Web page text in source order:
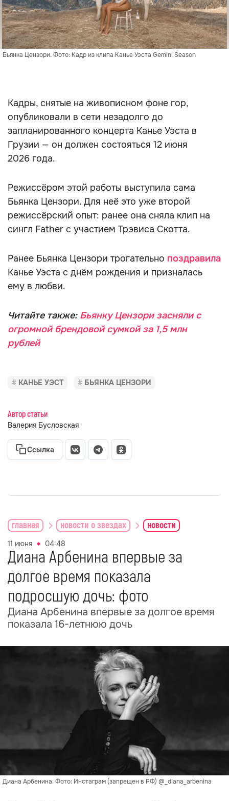
Бьянка Цензори. Фото: Кадр из клипа Канье Уэста Gemini Season
Кадры, снятые на живописном фоне гор,
опубликовали в сети незадолго до
запланированного концерта Канье Уэста в
Грузии — он должен состояться 12 июня
2026 года.
Режиссёром этой работы выступила сама
Бьянка Цензори. Для неё это уже второй
режиссёрский опыт: ранее она сняла клип на
сингл Father с участием Трэвиса Скотта.
Ранее Бьянка Цензори трогательно поздравила
Канье Уэста с днём рождения и призналась
ему в любви.
Читайте также:Бьянку Цензори засняли с
огромной брендовой сумкой за 1,5 млн
рублей
КАНЬЕ УЭСТ БЬЯНКА ЦЕНЗОРИ
Автор статьи
Валерия Бусловская
Ссылка
главная новости о звездах новости
11 июня 04:48
Диана Арбенина впервые за
долгое время показала
подросшую дочь: фото
Диана Арбенина впервые за долгое время
показала 16-летнюю дочь
Диана Арбенина. Фото: Инстаграм (запрещен в РФ) @_diana_arbenina